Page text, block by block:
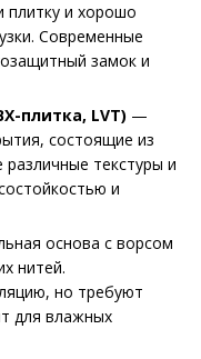
плитку и хорошо
Современные
замок и
плитка, LVT) —
состоящие из
текстуры и
и
основа с ворсом
нитей.
но требуют
для влажных